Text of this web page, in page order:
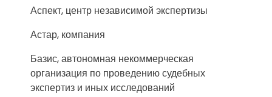
Аспект, центр независимой экспертизы
Астар, компания
Базис, автономная некоммерческая
организация по проведению судебных
экспертиз и иных исследований